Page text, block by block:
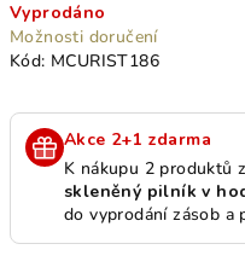
cena:
Vyprodáno
Možnosti doručení
Kód: MCURIST186
Akce 2+1 zdarma
K nákupu 2 produktů
skleněný pilník v
do vyprodání zásob a